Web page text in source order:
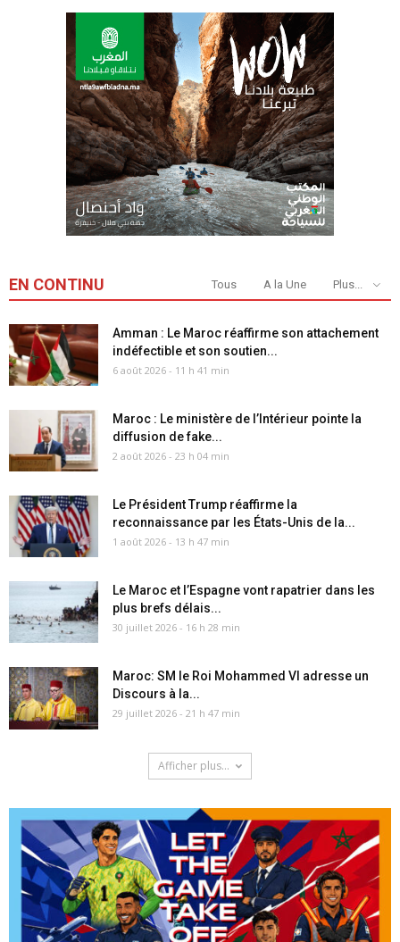
EN CONTINU Tous A la Une Plus...
Amman : Le Maroc réaffirme son attachement
indéfectible et son soutien...
6 août 2026 - 11 h 41 min
Maroc : Le ministère de l’Intérieur pointe la
diffusion de fake...
2 août 2026 - 23 h 04 min
Le Président Trump réaffirme la
reconnaissance par les États-Unis de la...
1 août 2026 - 13 h 47 min
Le Maroc et l’Espagne vont rapatrier dans les
plus brefs délais...
30 juillet 2026 - 16 h 28 min
Maroc: SM le Roi Mohammed VI adresse un
Discours à la...
29 juillet 2026 - 21 h 47 min
Afficher plus...